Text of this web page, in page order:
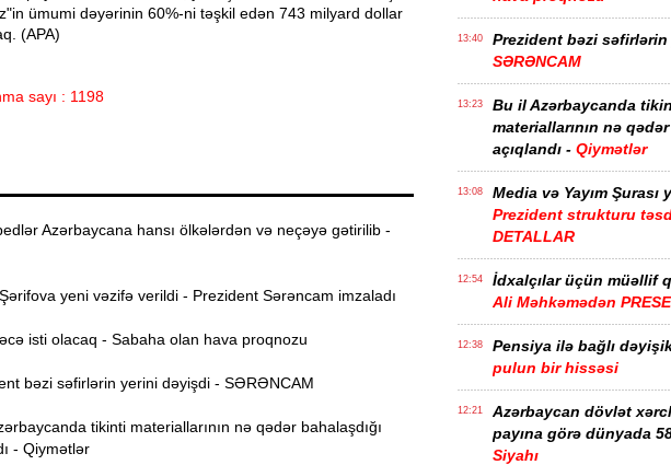
ümumi dəyərinin 60%-ni təşkil edən 743 milyard dollar
(APA)
sayı : 1198
Azərbaycana hansı ölkələrdən və neçəyə gətirilib -
yeni vəzifə verildi - Prezident Sərəncam imzaladı
isti olacaq - Sabaha olan hava proqnozu
bəzi səfirlərin yerini dəyişdi - SƏRƏNCAM
tikinti materiallarının nə qədər bahalaşdığı
- Qiymətlər
13:40
Prezident bəzi
SƏRƏNCAM
13:23
Bu il Azərbaycanda
materiallarının nə
açıqlandı - Qiymətlər
13:08
Media və Yayım Şurası
Prezident strukturu
DETALLAR
12:54
İdxalçılar üçün müəllif
Ali Məhkəmədən
12:38 Pensiya ilə bağlı
pulun bir hissəsi
12:21
Azərbaycan dövlət
payına görə dünyada
Siyahı